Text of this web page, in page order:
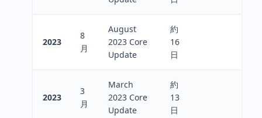
2023
8
月
August
2023 Core
Update
約
16
日
2023
3
月
March
2023 Core
Update
約
13
日